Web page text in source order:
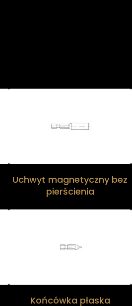
Uchwyt magnetyczny bez
pierścienia
Końcówka płaska